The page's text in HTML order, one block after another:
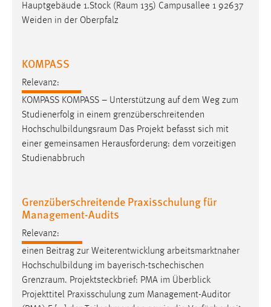
Hauptgebäude 1.Stock (Raum 135) Campusallee 1 92637
Weiden in der Oberpfalz
KOMPASS
Relevanz:
KOMPASS KOMPASS – Unterstützung auf dem Weg zum
Studienerfolg in einem grenzüberschreitenden
Hochschulbildungsraum Das Projekt befasst sich mit
einer gemeinsamen Herausforderung: dem vorzeitigen
Studienabbruch
Grenzüberschreitende Praxisschulung für
Management-Audits
Relevanz:
einen Beitrag zur Weiterentwicklung arbeitsmarktnaher
Hochschulbildung im bayerisch-tschechischen
Grenzraum. Projektsteckbrief: PMA im Überblick
Projekttitel Praxisschulung zum Management-Auditor